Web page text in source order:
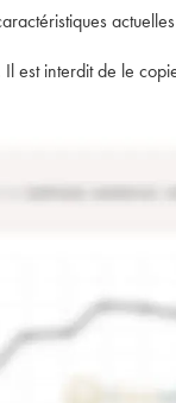
est interdit de le